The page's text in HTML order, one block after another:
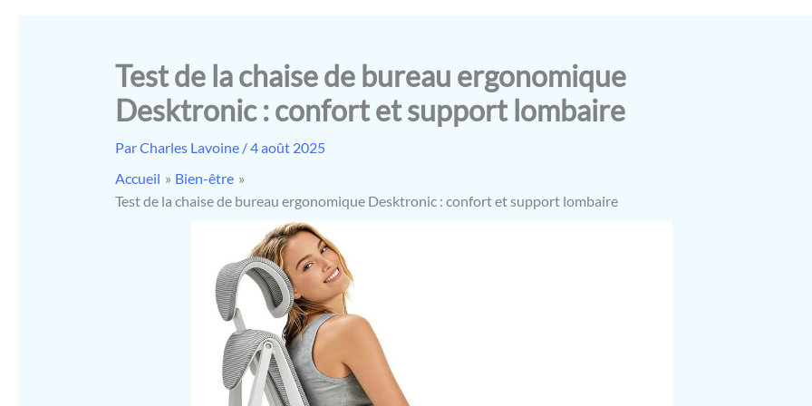
Test de la chaise de bureau ergonomique
Desktronic : confort et support lombaire
ParCharles Lavoine /4 août 2025
Accueil
Bien-être
Test de la chaise de bureau ergonomique Desktronic : confort et support lombaire